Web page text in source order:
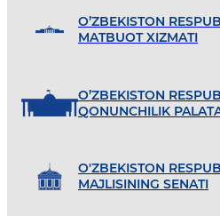
O’ZBEKISTON
MATBUOT XIZMATI
O’ZBEKISTON
QONUNCHILIK
O'ZBEKISTON
MAJLISINING SENATI